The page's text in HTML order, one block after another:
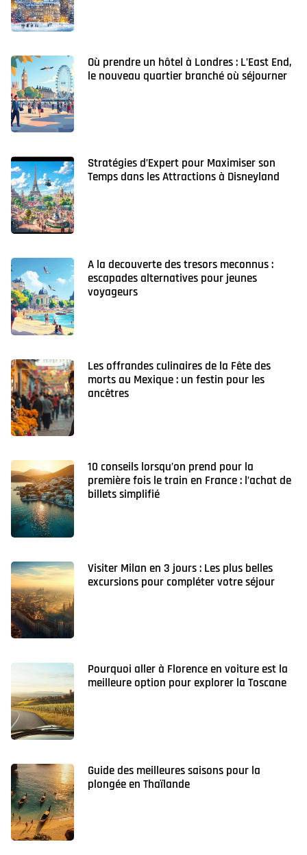
Où prendre un hôtel à Londres : L’East End,
le nouveau quartier branché où séjourner
Stratégies d’Expert pour Maximiser son
Temps dans les Attractions à Disneyland
A la decouverte des tresors meconnus :
escapades alternatives pour jeunes
voyageurs
Les offrandes culinaires de la Fête des
morts au Mexique : un festin pour les
ancêtres
10 conseils lorsqu’on prend pour la
première fois le train en France : l’achat de
billets simplifié
Visiter Milan en 3 jours : Les plus belles
excursions pour compléter votre séjour
Pourquoi aller à Florence en voiture est la
meilleure option pour explorer la Toscane
Guide des meilleures saisons pour la
plongée en Thaïlande